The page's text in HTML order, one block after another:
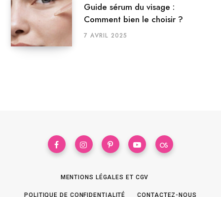
Guide sérum du visage :
Comment bien le choisir ?
7 AVRIL 2025
MENTIONS LÉGALES ET CGV
POLITIQUE DE CONFIDENTIALITÉ CONTACTEZ-NOUS